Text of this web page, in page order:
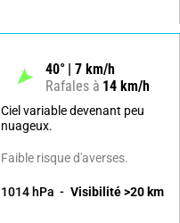
40° 7 km/h
Rafales à 14 km/h
Ciel variable devenant peu
nuageux.
Faible risque d'averses.
1014 hPa Visibilité >20 km